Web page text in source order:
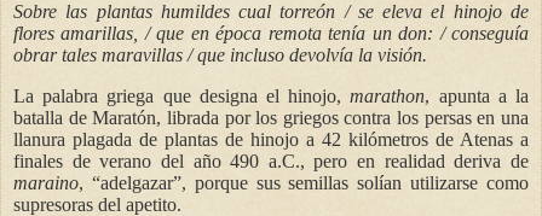
Sobre las plantas humildes cual torreón / se eleva el hinojo de
flores amarillas, / que en época remota tenía un don: / conseguía
obrar tales maravillas / que incluso devolvía la visión.
La palabra griega que designa el hinojo,marathon, apunta a la
batalla de Maratón, librada por los griegos contra los persas en una
llanura plagada de plantas de hinojo a 42 kilómetros de Atenas a
finales de verano del año 490 a.C., pero en realidad deriva de
maraino, “adelgazar”, porque sus semillas solían utilizarse como
supresoras del apetito.